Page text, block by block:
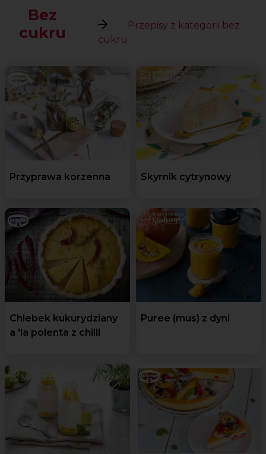
Bez
cukru
Przepisy z kategorii bez
cukru
Przyprawa korzenna Skyrnik cytrynowy
Chlebek kukurydziany
a 'la polenta z chilli
Puree (mus) z dyni